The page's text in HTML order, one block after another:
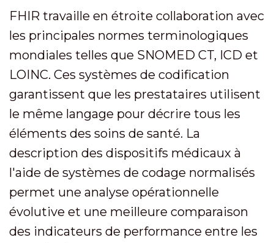
FHIR travaille en étroite collaboration avec
les principales normes terminologiques
mondiales telles que SNOMED CT, ICD et
LOINC. Ces systèmes de codification
garantissent que les prestataires utilisent
le même langage pour décrire tous les
éléments des soins de santé. La
description des dispositifs médicaux à
l'aide de systèmes de codage normalisés
permet une analyse opérationnelle
évolutive et une meilleure comparaison
des indicateurs de performance entre les